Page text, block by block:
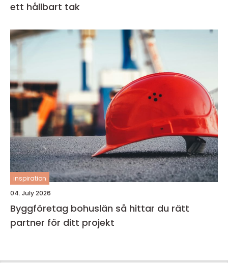
ett hållbart tak
inspiration
04. July 2026
Byggföretag bohuslän så hittar du rätt
partner för ditt projekt